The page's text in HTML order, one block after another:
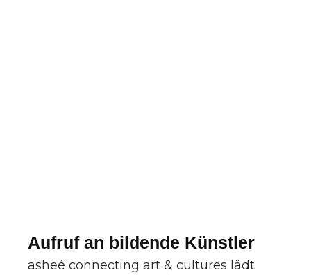
Aufruf an bildende Künstler
asheé connecting art & cultures lädt